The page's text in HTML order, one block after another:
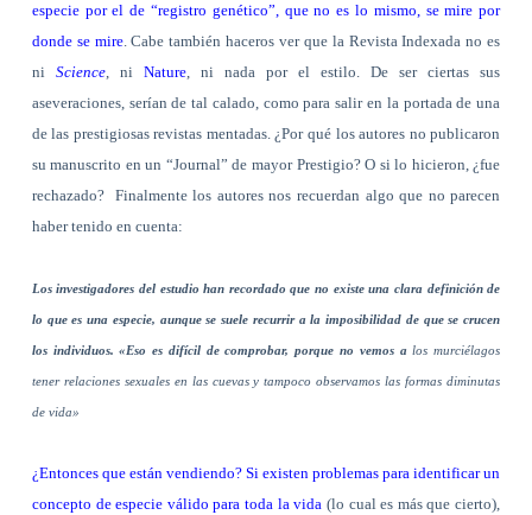
especie por el de “registro genético”, que no es lo mismo, se mire por
donde se mire. Cabe también haceros ver que la Revista Indexada no es
ni Science, ni Nature, ni nada por el estilo. De ser ciertas sus
aseveraciones, serían de tal calado, como para salir en la portada de una
de las prestigiosas revistas mentadas. ¿Por qué los autores no publicaron
su manuscrito en un “Journal” de mayor Prestigio? O si lo hicieron, ¿fue
rechazado?
Finalmente los autores nos recuerdan algo que no parecen
haber tenido en cuenta:
Los investigadores del estudio han recordado que no existe una clara definición de
lo que es una especie, aunque se suele recurrir a la imposibilidad de que se crucen
los individuos. «Eso es difícil de comprobar, porque no vemos alos murciélagos
tener relaciones sexuales en las cuevas y tampoco observamos las formas diminutas
de vida»
¿Entonces que están vendiendo? Si existen problemas para identificar un
concepto de especie válido para toda la vida (lo cual es más que cierto),